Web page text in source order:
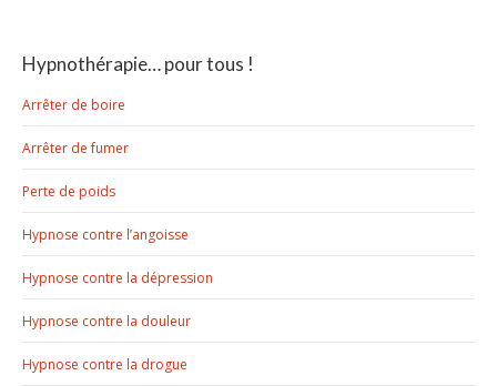
Hypnothérapie… pour tous !
Arrêter de boire
Arrêter de fumer
Perte de poids
Hypnose contre l’angoisse
Hypnose contre la dépression
Hypnose contre la douleur
Hypnose contre la drogue